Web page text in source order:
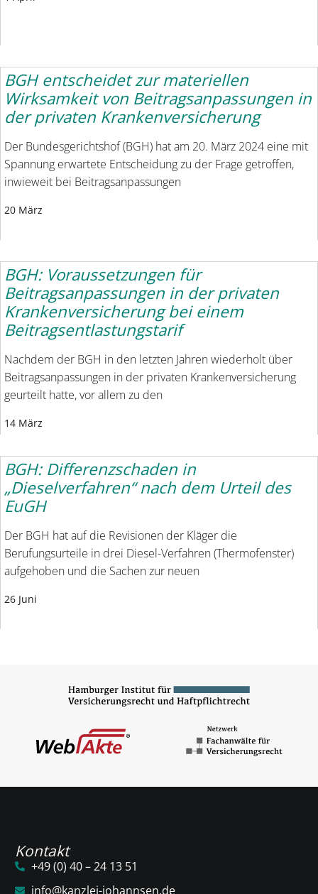
BGH entscheidet zur materiellen
Wirksamkeit von Beitragsanpassungen in
der privaten Krankenversicherung
Der Bundesgerichtshof (BGH) hat am 20. März 2024 eine mit
Spannung erwartete Entscheidung zu der Frage getroffen,
inwieweit bei Beitragsanpassungen
20 März
BGH: Voraussetzungen für
Beitragsanpassungen in der privaten
Krankenversicherung bei einem
Beitragsentlastungstarif
Nachdem der BGH in den letzten Jahren wiederholt über
Beitragsanpassungen in der privaten Krankenversicherung
geurteilt hatte, vor allem zu den
14 März
BGH: Differenzschaden in
„Dieselverfahren“ nach dem Urteil des
EuGH
Der BGH hat auf die Revisionen der Kläger die
Berufungsurteile in drei Diesel-Verfahren (Thermofenster)
aufgehoben und die Sachen zur neuen
26 Juni
Kontakt
+49 (0) 40 – 24 13 51
info@kanzlei-johannsen.de